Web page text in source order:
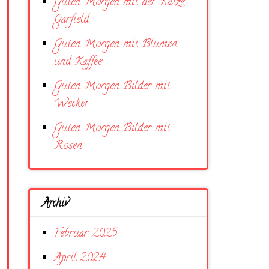
Garfield
Guten Morgen mit Blumen
und Kaffee
Guten Morgen Bilder mit
Wecker
Guten Morgen Bilder mit
Rosen
Archiv
Februar 2025
April 2024